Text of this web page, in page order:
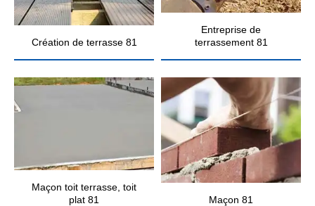
Création de terrasse 81
Entreprise de
terrassement 81
Maçon toit terrasse, toit
plat 81
Maçon 81